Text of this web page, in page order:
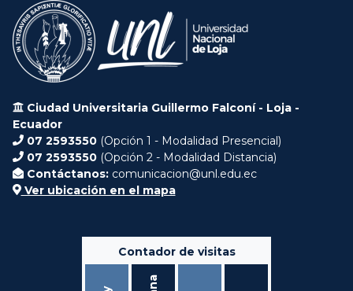
Ciudad Universitaria Guillermo Falconí - Loja -
Ecuador
07 2593550 (Opción 1 - Modalidad Presencial)
07 2593550 (Opción 2 - Modalidad Distancia)
Contáctanos: comunicacion@unl.edu.ec
Ver ubicación en el mapa
Contador de visitas